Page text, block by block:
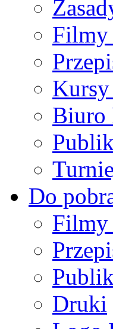
Filmy
Biuro
Do
Filmy
Druki